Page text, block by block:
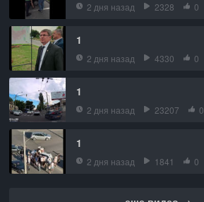
2 дня назад 2328 0
1
2 дня назад 4330 0
1
2 дня назад 23207 0
1
2 дня назад 1841 0